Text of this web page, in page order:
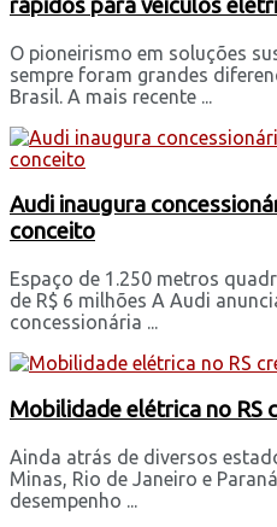
rápidos para veículos
O pioneirismo em soluções
sempre foram grandes
Brasil. A mais recente ...
Audi inaugura
conceito
Espaço de 1.250 metros
de R$ 6 milhões A Audi
concessionária ...
Mobilidade elétrica no RS
Ainda atrás de diversos
Minas, Rio de Janeiro e
desempenho ...